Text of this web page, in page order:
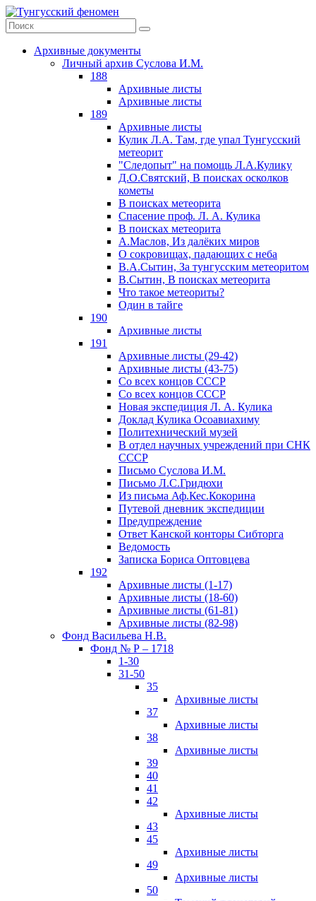
Архивные документы
Личный архив Суслова И.М.
188
Архивные листы
Архивные листы
189
Архивные листы
Кулик Л.А. Там, где упал Тунгусский
метеорит
"Следопыт" на помощь Л.А.Кулику
Д.О.Святский, В поисках осколков
кометы
В поисках метеорита
Спасение проф. Л. А. Кулика
В поисках метеорита
А.Маслов, Из далёких миров
О сокровищах, падающих с неба
В.А.Сытин, За тунгусским метеоритом
В.Сытин, В поисках метеорита
Что такое метеориты?
Один в тайге
190
Архивные листы
191
Архивные листы (29-42)
Архивные листы (43-75)
Со всех концов СССР
Со всех концов СССР
Новая экспедиция Л. А. Кулика
Доклад Кулика Осоавиахиму
Политехнический музей
В отдел научных учреждений при СНК
СССР
Письмо Суслова И.М.
Письмо Л.С.Гридюхи
Из письма Аф.Кес.Кокорина
Путевой дневник экспедиции
Предупреждение
Ответ Канской конторы Сибторга
Ведомость
Записка Бориса Оптовцева
192
Архивные листы (1-17)
Архивные листы (18-60)
Архивные листы (61-81)
Архивные листы (82-98)
Фонд Васильева Н.В.
Фонд № Р – 1718
1-30
31-50
35
Архивные листы
37
Архивные листы
38
Архивные листы
39
40
41
42
Архивные листы
43
45
Архивные листы
49
Архивные листы
50